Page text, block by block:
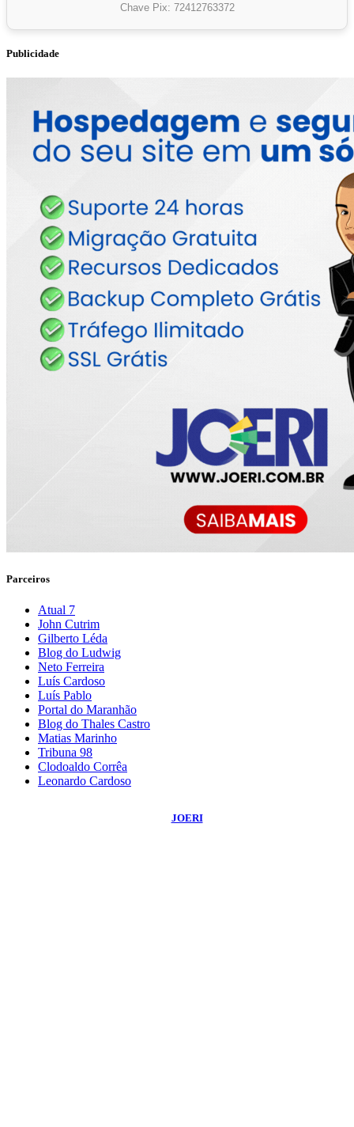
Chave Pix: 72412763372
Publicidade
Parceiros
Atual 7
John Cutrim
Gilberto Léda
Blog do Ludwig
Neto Ferreira
Luís Cardoso
Luís Pablo
Portal do Maranhão
Blog do Thales Castro
Matias Marinho
Tribuna 98
Clodoaldo Corrêa
Leonardo Cardoso
JOERI